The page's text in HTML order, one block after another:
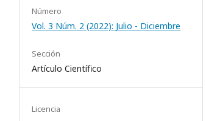
Número
Vol. 3 Núm. 2 (2022): Julio - Diciembre
Sección
Artículo Científico
Licencia